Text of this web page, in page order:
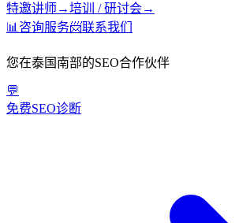
特邀讲师 →培训 / 研讨会→
📊 咨询服务📨联系我们
您在泰国南部的SEO合作伙伴
💬
免费SEO诊断